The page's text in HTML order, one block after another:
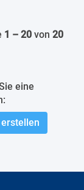
1 – 20 von 20
eine